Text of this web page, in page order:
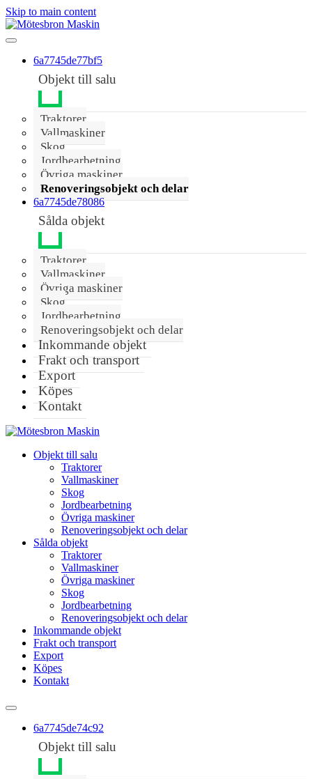
Skip to main content
6a7745de77bf5
Objekt till salu
Traktorer
Vallmaskiner
Skog
Jordbearbetning
Övriga maskiner
Renoveringsobjekt och delar
6a7745de78086
Sålda objekt
Traktorer
Vallmaskiner
Övriga maskiner
Skog
Jordbearbetning
Renoveringsobjekt och delar
Inkommande objekt
Frakt och transport
Export
Köpes
Kontakt
Objekt till salu
Traktorer
Vallmaskiner
Skog
Jordbearbetning
Övriga maskiner
Renoveringsobjekt och delar
Sålda objekt
Traktorer
Vallmaskiner
Övriga maskiner
Skog
Jordbearbetning
Renoveringsobjekt och delar
Inkommande objekt
Frakt och transport
Export
Köpes
Kontakt
6a7745de74c92
Objekt till salu